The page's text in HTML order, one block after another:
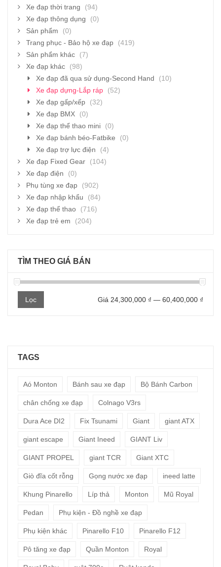
Xe đạp thời trang
(94)
Xe đạp thông dụng
(0)
Sản phẩm
(0)
Trang phục - Bảo hộ xe đạp
(419)
Sản phẩm khác
(7)
Xe đạp khác
(98)
Xe đạp đã qua sử dụng-Second Hand
(10)
Xe đạp dựng-Lắp ráp
(52)
Xe đạp gấp/xếp
(32)
Xe đạp BMX
(0)
Xe đạp thể thao mini
(0)
Xe đạp bánh béo-Fatbike
(0)
Xe đạp trợ lực điện
(4)
Xe đạp Fixed Gear
(104)
Xe đạp điện
(0)
Phụ tùng xe đạp
(902)
Xe đạp nhập khẩu
(84)
Xe đạp thể thao
(716)
Xe đạp trẻ em
(204)
TÌM THEO GIÁ BÁN
Giá
Giá
Lọc Giá 24,300,000 ₫ — 60,400,000 ₫
TAGS
Aó Monton Bánh sau xe đạp Bộ Bánh Carbon
chân chống xe đạp Colnago V3rs
Dura Ace DI2 Fix Tsunami Giant giant ATX
giant escape Giant Ineed GIANT Liv
GIANT PROPEL giant TCR Giant XTC
Giò đĩa cốt rỗng Gọng nước xe đạp ineed latte
Khung Pinarello Líp thả Monton Mũ Royal
Pedan Phụ kiện - Đồ nghề xe đạp
Phụ kiện khác Pinarello F10 Pinarello F12
Pô tăng xe đạp Quần Monton Royal